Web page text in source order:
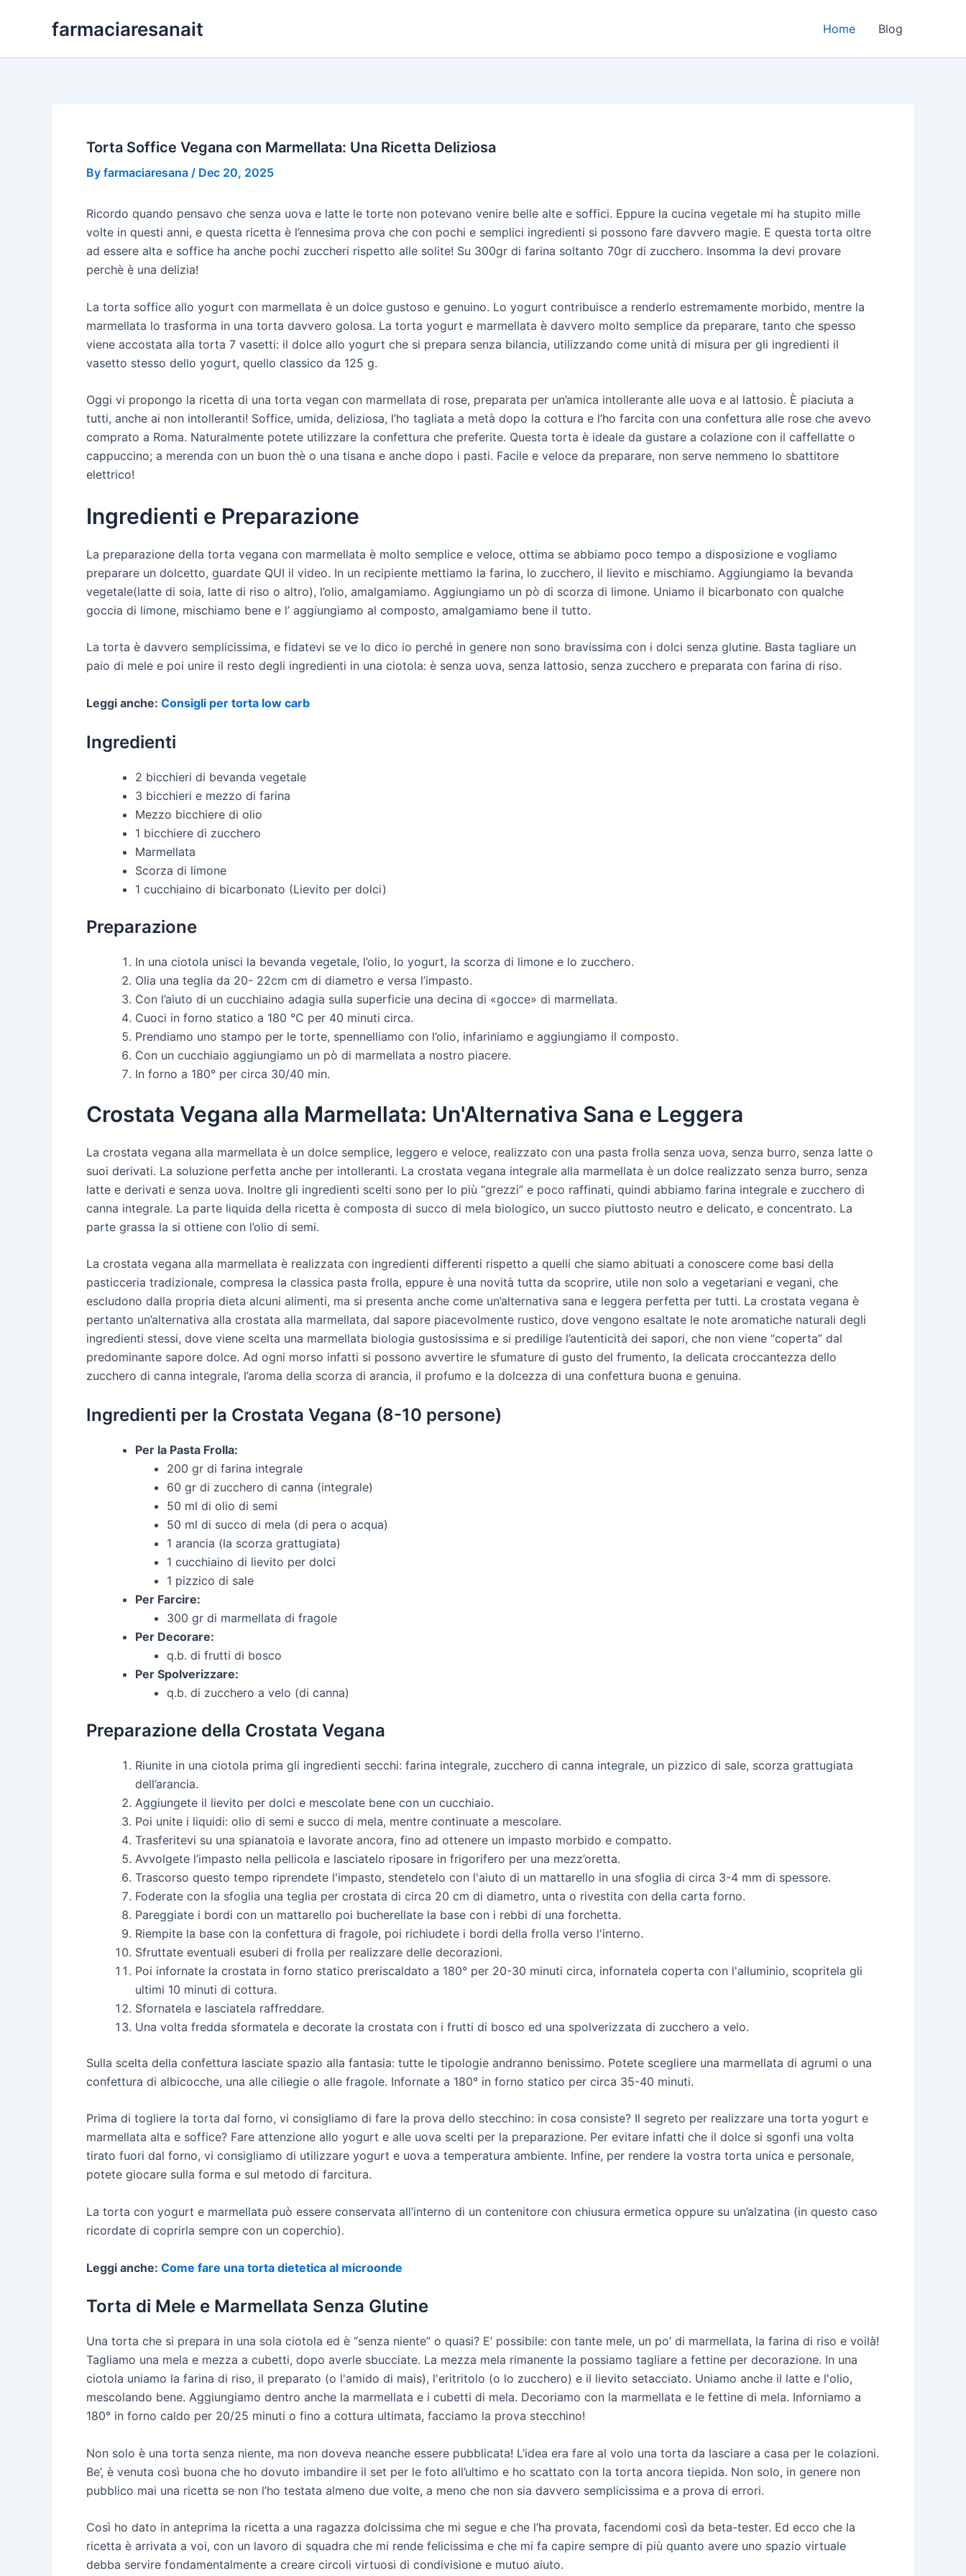
farmaciaresanait Home Blog
Torta Soffice Vegana con Marmellata: Una Ricetta Deliziosa
By farmaciaresana / Dec 20, 2025
Ricordo quando pensavo che senza uova e latte le torte non potevano venire belle alte e soffici. Eppure la cucina vegetale mi ha stupito mille
volte in questi anni, e questa ricetta è l’ennesima prova che con pochi e semplici ingredienti si possono fare davvero magie. E questa torta oltre
ad essere alta e soffice ha anche pochi zuccheri rispetto alle solite! Su 300gr di farina soltanto 70gr di zucchero. Insomma la devi provare
perchè è una delizia!
La torta soffice allo yogurt con marmellata è un dolce gustoso e genuino. Lo yogurt contribuisce a renderlo estremamente morbido, mentre la
marmellata lo trasforma in una torta davvero golosa. La torta yogurt e marmellata è davvero molto semplice da preparare, tanto che spesso
viene accostata alla torta 7 vasetti: il dolce allo yogurt che si prepara senza bilancia, utilizzando come unità di misura per gli ingredienti il
vasetto stesso dello yogurt, quello classico da 125 g.
Oggi vi propongo la ricetta di una torta vegan con marmellata di rose, preparata per un’amica intollerante alle uova e al lattosio. È piaciuta a
tutti, anche ai non intolleranti! Soffice, umida, deliziosa, l’ho tagliata a metà dopo la cottura e l’ho farcita con una confettura alle rose che avevo
comprato a Roma. Naturalmente potete utilizzare la confettura che preferite. Questa torta è ideale da gustare a colazione con il caffellatte o
cappuccino; a merenda con un buon thè o una tisana e anche dopo i pasti. Facile e veloce da preparare, non serve nemmeno lo sbattitore
elettrico!
Ingredienti e Preparazione
La preparazione della torta vegana con marmellata è molto semplice e veloce, ottima se abbiamo poco tempo a disposizione e vogliamo
preparare un dolcetto, guardate QUI il video. In un recipiente mettiamo la farina, lo zucchero, il lievito e mischiamo. Aggiungiamo la bevanda
vegetale(latte di soia, latte di riso o altro), l’olio, amalgamiamo. Aggiungiamo un pò di scorza di limone. Uniamo il bicarbonato con qualche
goccia di limone, mischiamo bene e l’ aggiungiamo al composto, amalgamiamo bene il tutto.
La torta è davvero semplicissima, e fidatevi se ve lo dico io perché in genere non sono bravissima con i dolci senza glutine. Basta tagliare un
paio di mele e poi unire il resto degli ingredienti in una ciotola: è senza uova, senza lattosio, senza zucchero e preparata con farina di riso.
Leggi anche: Consigli per torta low carb
Ingredienti
2 bicchieri di bevanda vegetale
3 bicchieri e mezzo di farina
Mezzo bicchiere di olio
1 bicchiere di zucchero
Marmellata
Scorza di limone
1 cucchiaino di bicarbonato (Lievito per dolci)
Preparazione
In una ciotola unisci la bevanda vegetale, l’olio, lo yogurt, la scorza di limone e lo zucchero.
Olia una teglia da 20- 22cm cm di diametro e versa l’impasto.
Con l’aiuto di un cucchiaino adagia sulla superficie una decina di «gocce» di marmellata.
Cuoci in forno statico a 180 °C per 40 minuti circa.
Prendiamo uno stampo per le torte, spennelliamo con l’olio, infariniamo e aggiungiamo il composto.
Con un cucchiaio aggiungiamo un pò di marmellata a nostro piacere.
In forno a 180° per circa 30/40 min.
Crostata Vegana alla Marmellata: Un'Alternativa Sana e Leggera
La crostata vegana alla marmellata è un dolce semplice, leggero e veloce, realizzato con una pasta frolla senza uova, senza burro, senza latte o
suoi derivati. La soluzione perfetta anche per intolleranti. La crostata vegana integrale alla marmellata è un dolce realizzato senza burro, senza
latte e derivati e senza uova. Inoltre gli ingredienti scelti sono per lo più “grezzi” e poco raffinati, quindi abbiamo farina integrale e zucchero di
canna integrale. La parte liquida della ricetta è composta di succo di mela biologico, un succo piuttosto neutro e delicato, e concentrato. La
parte grassa la si ottiene con l’olio di semi.
La crostata vegana alla marmellata è realizzata con ingredienti differenti rispetto a quelli che siamo abituati a conoscere come basi della
pasticceria tradizionale, compresa la classica pasta frolla, eppure è una novità tutta da scoprire, utile non solo a vegetariani e vegani, che
escludono dalla propria dieta alcuni alimenti, ma si presenta anche come un’alternativa sana e leggera perfetta per tutti. La crostata vegana è
pertanto un’alternativa alla crostata alla marmellata, dal sapore piacevolmente rustico, dove vengono esaltate le note aromatiche naturali degli
ingredienti stessi, dove viene scelta una marmellata biologia gustosissima e si predilige l’autenticità dei sapori, che non viene “coperta” dal
predominante sapore dolce. Ad ogni morso infatti si possono avvertire le sfumature di gusto del frumento, la delicata croccantezza dello
zucchero di canna integrale, l’aroma della scorza di arancia, il profumo e la dolcezza di una confettura buona e genuina.
Ingredienti per la Crostata Vegana (8-10 persone)
Per la Pasta Frolla:
200 gr di farina integrale
60 gr di zucchero di canna (integrale)
50 ml di olio di semi
50 ml di succo di mela (di pera o acqua)
1 arancia (la scorza grattugiata)
1 cucchiaino di lievito per dolci
1 pizzico di sale
Per Farcire:
300 gr di marmellata di fragole
Per Decorare:
q.b. di frutti di bosco
Per Spolverizzare:
q.b. di zucchero a velo (di canna)
Preparazione della Crostata Vegana
Riunite in una ciotola prima gli ingredienti secchi: farina integrale, zucchero di canna integrale, un pizzico di sale, scorza grattugiata
dell’arancia.
Aggiungete il lievito per dolci e mescolate bene con un cucchiaio.
Poi unite i liquidi: olio di semi e succo di mela, mentre continuate a mescolare.
Trasferitevi su una spianatoia e lavorate ancora, fino ad ottenere un impasto morbido e compatto.
Avvolgete l’impasto nella pellicola e lasciatelo riposare in frigorifero per una mezz’oretta.
Trascorso questo tempo riprendete l'impasto, stendetelo con l'aiuto di un mattarello in una sfoglia di circa 3-4 mm di spessore.
Foderate con la sfoglia una teglia per crostata di circa 20 cm di diametro, unta o rivestita con della carta forno.
Pareggiate i bordi con un mattarello poi bucherellate la base con i rebbi di una forchetta.
Riempite la base con la confettura di fragole, poi richiudete i bordi della frolla verso l'interno.
Sfruttate eventuali esuberi di frolla per realizzare delle decorazioni.
Poi infornate la crostata in forno statico preriscaldato a 180° per 20-30 minuti circa, infornatela coperta con l'alluminio, scopritela gli
ultimi 10 minuti di cottura.
Sfornatela e lasciatela raffreddare.
Una volta fredda sformatela e decorate la crostata con i frutti di bosco ed una spolverizzata di zucchero a velo.
Sulla scelta della confettura lasciate spazio alla fantasia: tutte le tipologie andranno benissimo. Potete scegliere una marmellata di agrumi o una
confettura di albicocche, una alle ciliegie o alle fragole. Infornate a 180° in forno statico per circa 35-40 minuti.
Prima di togliere la torta dal forno, vi consigliamo di fare la prova dello stecchino: in cosa consiste? Il segreto per realizzare una torta yogurt e
marmellata alta e soffice? Fare attenzione allo yogurt e alle uova scelti per la preparazione. Per evitare infatti che il dolce si sgonfi una volta
tirato fuori dal forno, vi consigliamo di utilizzare yogurt e uova a temperatura ambiente. Infine, per rendere la vostra torta unica e personale,
potete giocare sulla forma e sul metodo di farcitura.
La torta con yogurt e marmellata può essere conservata all’interno di un contenitore con chiusura ermetica oppure su un’alzatina (in questo caso
ricordate di coprirla sempre con un coperchio).
Leggi anche: Come fare una torta dietetica al microonde
Torta di Mele e Marmellata Senza Glutine
Una torta che si prepara in una sola ciotola ed è “senza niente” o quasi? E’ possibile: con tante mele, un po’ di marmellata, la farina di riso e voilà!
Tagliamo una mela e mezza a cubetti, dopo averle sbucciate. La mezza mela rimanente la possiamo tagliare a fettine per decorazione. In una
ciotola uniamo la farina di riso, il preparato (o l'amido di mais), l'eritritolo (o lo zucchero) e il lievito setacciato. Uniamo anche il latte e l'olio,
mescolando bene. Aggiungiamo dentro anche la marmellata e i cubetti di mela. Decoriamo con la marmellata e le fettine di mela. Inforniamo a
180° in forno caldo per 20/25 minuti o fino a cottura ultimata, facciamo la prova stecchino!
Non solo è una torta senza niente, ma non doveva neanche essere pubblicata! L’idea era fare al volo una torta da lasciare a casa per le colazioni.
Be’, è venuta così buona che ho dovuto imbandire il set per le foto all’ultimo e ho scattato con la torta ancora tiepida. Non solo, in genere non
pubblico mai una ricetta se non l’ho testata almeno due volte, a meno che non sia davvero semplicissima e a prova di errori.
Così ho dato in anteprima la ricetta a una ragazza dolcissima che mi segue e che l’ha provata, facendomi così da beta-tester. Ed ecco che la
ricetta è arrivata a voi, con un lavoro di squadra che mi rende felicissima e che mi fa capire sempre di più quanto avere uno spazio virtuale
debba servire fondamentalmente a creare circoli virtuosi di condivisione e mutuo aiuto.